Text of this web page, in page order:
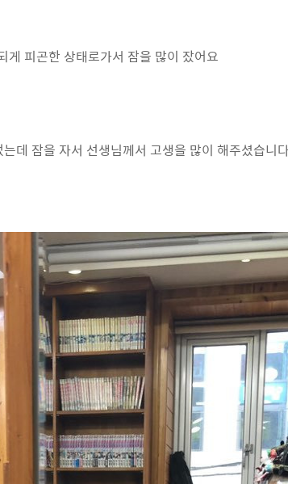
게 피곤한 상태로가서 잠을 많이 잤어요
데 잠을 자서 선생님께서 고생을 많이 해주셨습니